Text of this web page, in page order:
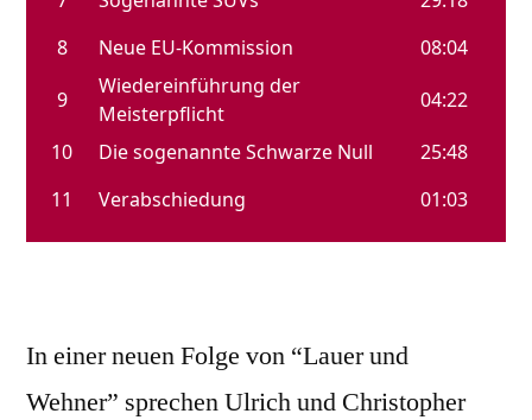
In einer neuen Folge von “Lauer und
Wehner” sprechen Ulrich und Christopher